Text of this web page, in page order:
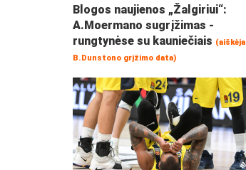
Blogos naujienos „Žalgiriui“:
A.Moermano sugrįžimas -
rungtynėse su kauniečiais (aiškėja
B.Dunstono grįžimo data)